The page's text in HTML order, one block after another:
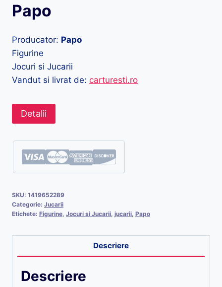
Papo
Producator: Papo
Figurine
Jocuri si Jucarii
Vandut si livrat de: carturesti.ro
Detalii
SKU: 1419652289
Categorie: Jucarii
Etichete: Figurine, Jocuri si Jucarii, jucarii, Papo
Descriere
Descriere